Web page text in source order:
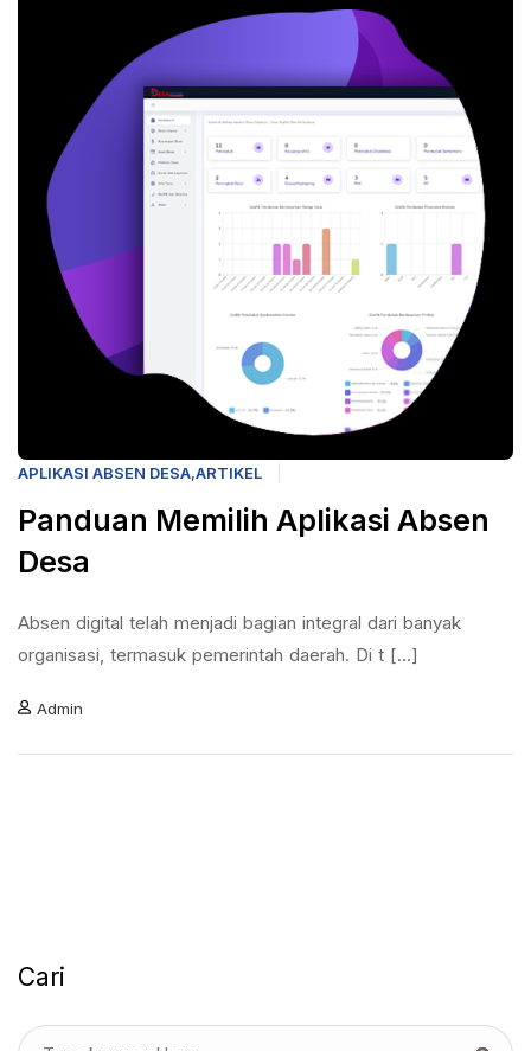
APLIKASI ABSEN DESA,ARTIKEL
Panduan Memilih Aplikasi Absen
Desa
Absen digital telah menjadi bagian integral dari banyak
organisasi, termasuk pemerintah daerah. Di t [...]
Admin
Cari